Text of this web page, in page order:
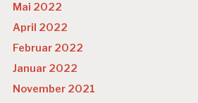
Mai 2022
April 2022
Februar 2022
Januar 2022
November 2021